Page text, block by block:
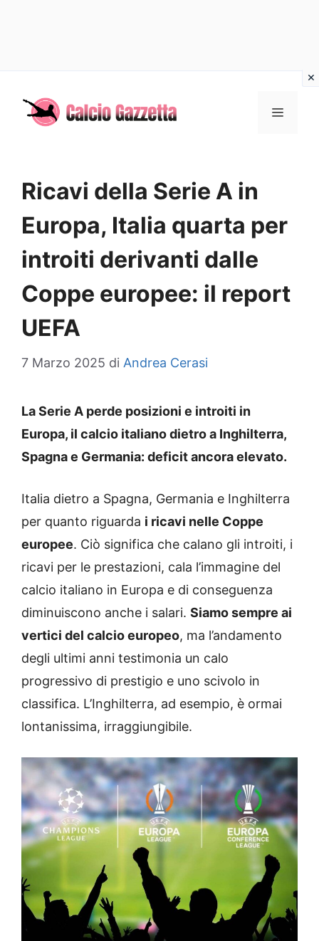
contenuto
MENU
Ricavi della Serie A in
Europa, Italia quarta per
introiti derivanti dalle
Coppe europee: il report
UEFA
7 Marzo 2025 di Andrea Cerasi
La Serie A perde posizioni e introiti in
Europa, il calcio italiano dietro a Inghilterra,
Spagna e Germania: deficit ancora elevato.
Italia dietro a Spagna, Germania e Inghilterra
per quanto riguarda i ricavi nelle Coppe
europee. Ciò significa che calano gli introiti, i
ricavi per le prestazioni, cala l’immagine del
calcio italiano in Europa e di conseguenza
diminuiscono anche i salari. Siamo sempre ai
vertici del calcio europeo, ma l’andamento
degli ultimi anni testimonia un calo
progressivo di prestigio e uno scivolo in
classifica. L’Inghilterra, ad esempio, è ormai
lontanissima, irraggiungibile.